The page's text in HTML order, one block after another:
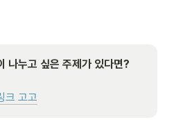
나누고 싶은 주제가 있다면?
크 고고